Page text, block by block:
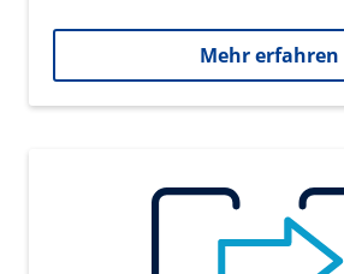
Mehr erfahren